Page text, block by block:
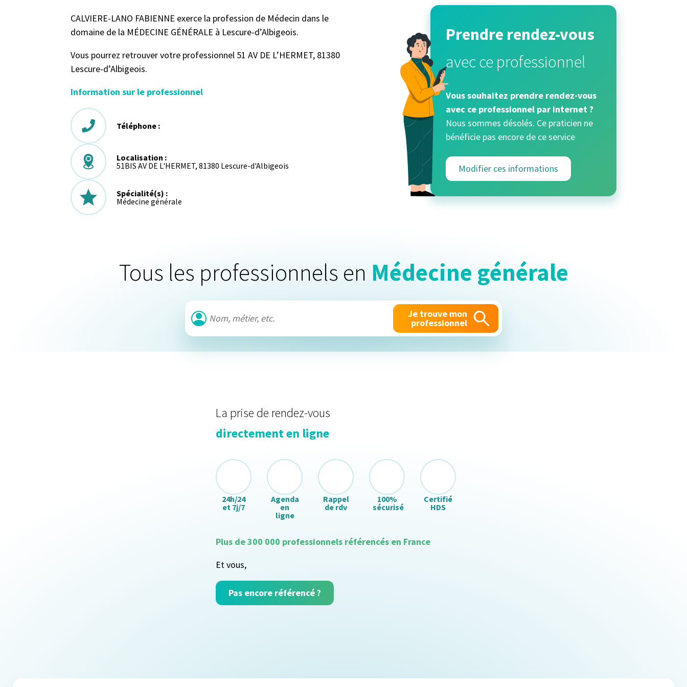
CALVIERE-LANO FABIENNE exerce la profession de Médecin dans le
domaine de la MÉDECINE GÉNÉRALE à Lescure-d’Albigeois.
Vous pourrez retrouver votre professionnel 51 AV DE L’HERMET, 81380
Lescure-d’Albigeois.
Information sur le professionnel
Téléphone :
Localisation :
51BIS AV DE L'HERMET, 81380 Lescure-d'Albigeois
Spécialité(s) :
Médecine générale
Prendre rendez-vous
avec ce professionnel
Vous souhaitez prendre rendez-vous
avec ce professionnel par internet ?
Nous sommes désolés. Ce praticien ne
bénéficie pas encore de ce service
Modifier ces informations
Tous les professionnels en Médecine générale
Je trouve mon
professionnel
La prise de rendez-vous
directement en ligne
24h/24
et 7j/7
Agenda
en
ligne
Rappel
de rdv
100%
sécurisé
Certifié
HDS
Plus de 300 000 professionnels référencés en France
Et vous,
Pas encore référencé ?
Se souvenir de moi